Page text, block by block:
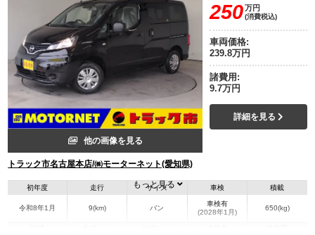
他の画像を見る
トラック市名古屋本店/㈱モーターネット(愛知県)
250万円
(消費税込)
車両価格:
239.8万円
諸費用:
9.7万円
詳細を見る
初年度
令和8年1月
走行
9(km)
サイズ
バン
車検
車検有
(2028年1月)
積載
650(kg)
もっと見る